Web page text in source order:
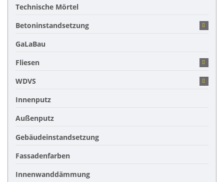
Technische Mörtel
Betoninstandsetzung
GaLaBau
Fliesen
WDVS
Innenputz
Außenputz
Gebäudeinstandsetzung
Fassadenfarben
Innenwanddämmung